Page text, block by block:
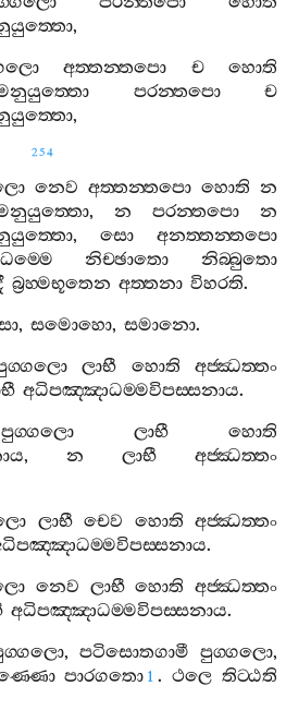
,
අත‍්තන‍්තපො ච
හොති
පරන‍්තපො
ච
,
254
නෙව අත‍්තන‍්තපො හොති න
, න පරන‍්තපො
න
, සො
අනත‍්තන‍්තපො
නිච‍්ඡාතො
නිබ‍්බුතො
බ්‍රහ‍්මභූතෙන අත‍්තනා විහරති.
, සමොහො, සමානො.
ලාභී හොති
අජ‍්ඣත‍්තං
අධිපඤ‍්ඤාධම‍්මවිපස‍්සනාය.
පුග‍්ගලො ලාභී
හොති
, න ලාභී
අජ‍්ඣත‍්තං
ලාභී චෙව හොති අජ‍්ඣත‍්තං
.
නෙව ලාභී හොති අජ‍්ඣත‍්තං
අධිපඤ‍්ඤාධම‍්මවිපස‍්සනාය.
,පටිසොතගාමී පුග‍්ගලො,
පාරගතො 1 .ථලෙ තිට‍්ඨති